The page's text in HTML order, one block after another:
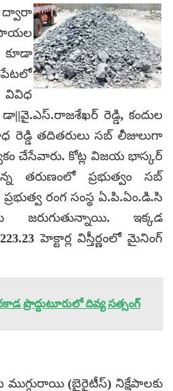
ద్వారా
వివిధ
రెడ్డి, కందుల
తదితరులు సబ్ లీజులుగా
చేసేవారు. కోట్ల విజయ భాస్కర్
తరుణంలో ప్రభుత్వం సబ్
రంగ సంస్థ ఏ.పి.ఏం.డి.సి
జరుగుతున్నాయి. ఇక్కడ
హెక్టార్ల విస్తీర్ణంలో మైనింగ్
ప్రొద్దుటూరులో దివ్య సత్సంగ్‌
ముగ్గురాయి (బైరైటీస్) నిక్షేపాలకు